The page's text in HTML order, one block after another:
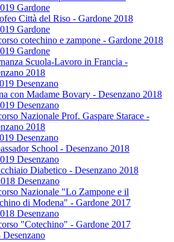
Gardone
Città del Riso - Gardone 2018
Gardone
cotechino e zampone - Gardone 2018
Gardone
Scuola-Lavoro in Francia -
2018
Desenzano
con Madame Bovary - Desenzano 2018
Desenzano
Nazionale Prof. Gaspare Starace -
2018
Desenzano
School - Desenzano 2018
Desenzano
Diabetico - Desenzano 2018
Desenzano
Nazionale "Lo Zampone e il
di Modena" - Gardone 2017
Desenzano
"Cotechino" - Gardone 2017
Desenzano